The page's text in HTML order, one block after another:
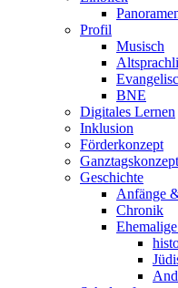
Profil
Musisch
BNE
Digitales Lernen
Inklusion
Förderkonzept
Ganztagskonzept
Geschichte
Anfänge
Chronik